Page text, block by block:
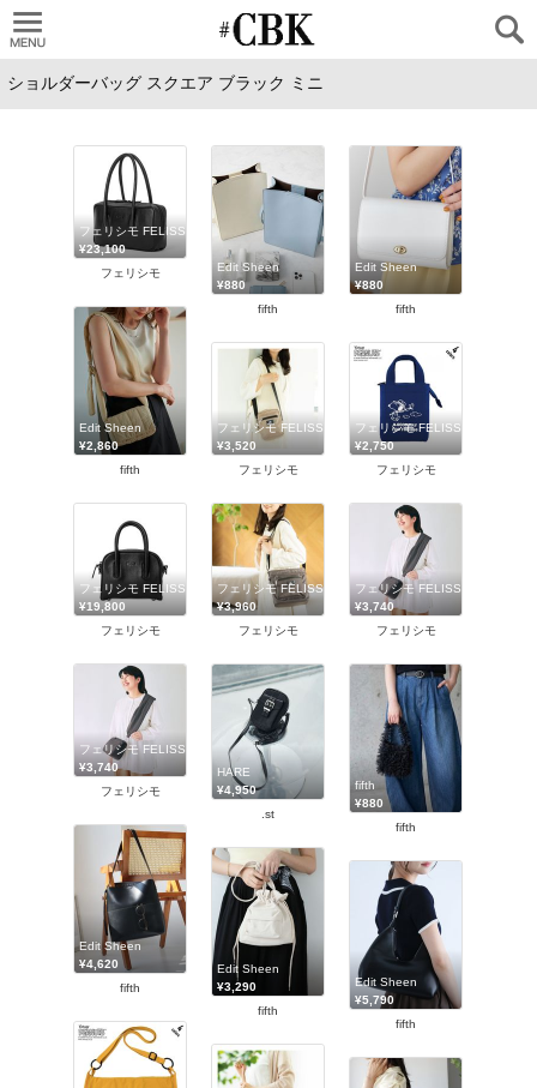
フェリシモ FELISSIMO
¥23,100
フェリシモ
Edit Sheen
¥880
fifth
Edit Sheen
¥880
fifth
Edit Sheen
¥2,860
fifth
フェリシモ FELISSIMO
¥3,520
フェリシモ
フェリシモ FELISSIMO
¥2,750
フェリシモ
フェリシモ FELISSIMO
¥19,800
フェリシモ
フェリシモ FELISSIMO
¥3,960
フェリシモ
フェリシモ FELISSIMO
¥3,740
フェリシモ
フェリシモ FELISSIMO
¥3,740
フェリシモ
HARE
¥4,950
.st
fifth
¥880
fifth
Edit Sheen
¥4,620
fifth
Edit Sheen
¥3,290
fifth
Edit Sheen
¥5,790
fifth